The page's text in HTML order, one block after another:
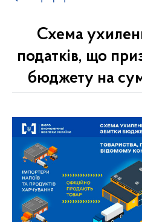
Схема
податків, що
бюджету на